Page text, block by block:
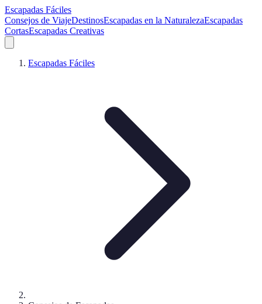
Escapadas Fáciles
Consejos de ViajeDestinosEscapadas en la NaturalezaEscapadas
CortasEscapadas Creativas
Escapadas Fáciles